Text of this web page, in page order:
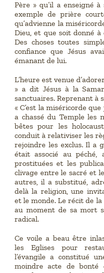
Père » qu’il a enseigné
exemple de prière
qu’advienne la
Dieu, et que soit donné
Des choses toutes
confiance que Jésus
émanant de lui.
L’heure est venue
» a dit Jésus à la
sanctuaires. Reprenant à
« C’est la miséricorde
a chassé du Temple les
bêtes pour les
conduit à relativiser les
rejoindre les exclus. Il a
était associé au péché,
prostituées et les
clivage entre le sacré et
autres, il a substitué,
delà la religion, une
et le monde. Le récit de
au moment de sa mort
radical.
Ce voile a beau être
les Eglises pour
l’évangile a constitué
moindre acte de bonté